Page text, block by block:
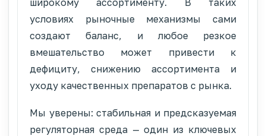
условиях рыночные механизмы сами
создают баланс, и любое резкое
вмешательство может привести к
дефициту, снижению ассортимента и
уходу качественных препаратов с рынка.
Мы уверены: стабильная и предсказуемая
регуляторная среда — один из ключевых